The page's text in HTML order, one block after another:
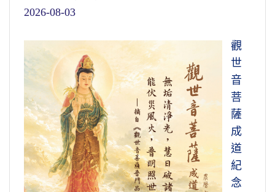
2026-08-03
觀
世
音
菩
薩
成
道
紀
念